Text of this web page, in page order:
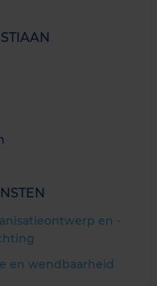
en -
en wendbaarheid